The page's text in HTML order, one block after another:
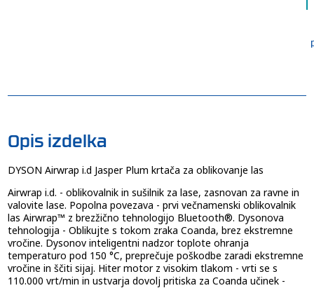
Opis izdelka
DYSON Airwrap i.d Jasper Plum krtača za oblikovanje las
Airwrap i.d. - oblikovalnik in sušilnik za lase, zasnovan za ravne in
valovite lase. Popolna povezava - prvi večnamenski oblikovalnik
las Airwrap™ z brezžično tehnologijo Bluetooth®. Dysonova
tehnologija - Oblikujte s tokom zraka Coanda, brez ekstremne
vročine. Dysonov inteligentni nadzor toplote ohranja
temperaturo pod 150 °C, preprečuje poškodbe zaradi ekstremne
vročine in ščiti sijaj. Hiter motor z visokim tlakom - vrti se s
110.000 vrt/min in ustvarja dovolj pritiska za Coanda učinek -